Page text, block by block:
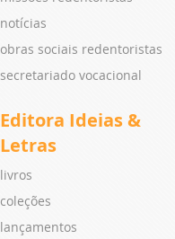
notícias
obras sociais redentoristas
secretariado vocacional
Editora Ideias &
Letras
livros
coleções
lançamentos